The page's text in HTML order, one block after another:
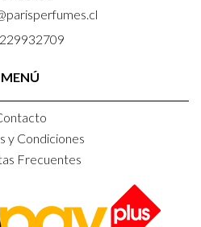
229932709
MENÚ
y Condiciones
Frecuentes